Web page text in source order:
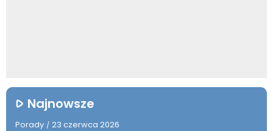
Najnowsze
Porady / 23 czerwca 2026